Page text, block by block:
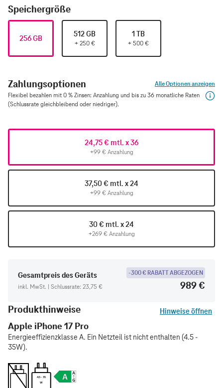
Speichergröße
256 GB 512 GB
+ 250 €
1 TB
+ 500 €
Zahlungsoptionen
Alle Optionen anzeigen
Flexibel bezahlen mit 0 % Zinsen: Anzahlung und bis zu 36 monatliche Raten
(Schlussrate gleichbleibend oder niedriger).
24,75 € mtl. x 36
+99 € Anzahlung
37,50 € mtl. x 24
+99 € Anzahlung
30 € mtl. x 24
+269 € Anzahlung
Gesamtpreis des Geräts
inkl. MwSt. | Schlussrate: 23,75 €
-300 € RABATT ABGEZOGEN
989 €
Produkthinweise
Hinweise öffnen
Apple iPhone 17 Pro
Energieeffizienzklasse A. Ein Netzteil ist nicht enthalten (4.5 -
35W).
4.5 - 35
W